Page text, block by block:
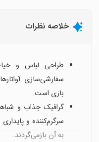
خلاصه نظرات
طراحی لباس و
سفارشی‌سازی
بازی است.
گرافیک جذاب و
سرگرم‌کننده و
به آن بازمی‌گردند.